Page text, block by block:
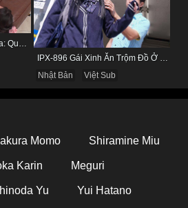
HEYZO-3731 Mayu Aoyama: Quý Bà Biến Thái Thích Bị Nhìn Khi Tự Sướng
Nhật Bản
Việt Sub
Momo Shiramine Miu
Karin Meguri
Yu Yui Hatano